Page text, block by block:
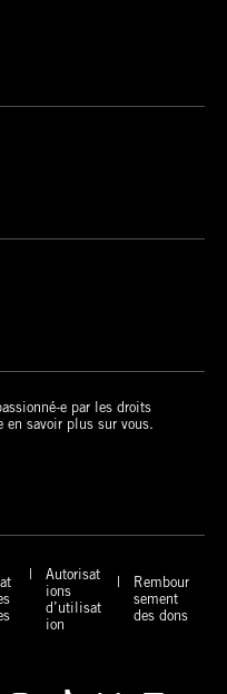
e par les droits
en savoir plus sur vous.
Autorisat
ions
d’utilisat
ion
Rembour
sement
des dons